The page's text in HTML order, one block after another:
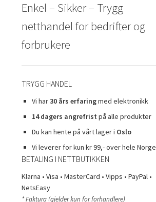
Enkel – Sikker – Trygg
netthandel for bedrifter og
forbrukere
TRYGG HANDEL
Vi har30 års erfaringmed elektronikk
14 dagers angrefrist på alle produkter
Du kan hente på vårt lager i Oslo
Vi leverer for kun kr 99,- over hele Norge
BETALING I NETTBUTIKKEN
Klarna • Visa • MasterCard • Vipps • PayPal •
NetsEasy
* Faktura (gjelder kun for forhandlere)